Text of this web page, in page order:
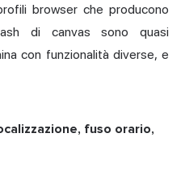
browser che producono
di canvas sono quasi
con funzionalità diverse, e
fuso orario,